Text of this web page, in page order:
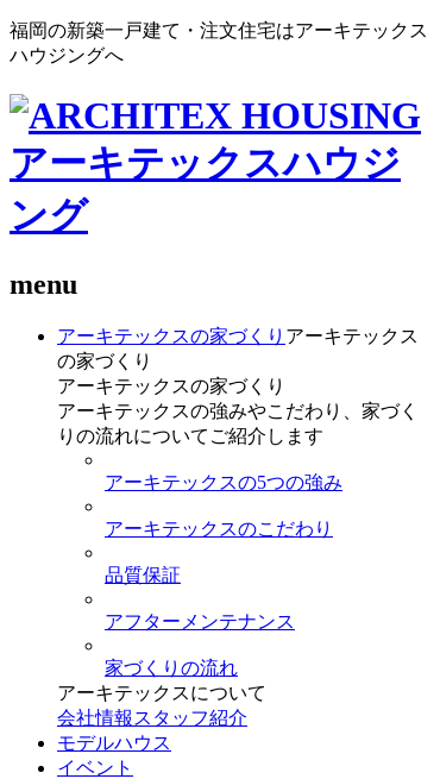
福岡の新築一戸建て・注文住宅はアーキテックス
ハウジングへ
menu
アーキテックスの家づくり アーキテックス
の家づくり
アーキテックスの家づくり
アーキテックスの強みやこだわり、家づく
りの流れについてご紹介します
アーキテックスの5つの強み
アーキテックスのこだわり
品質保証
アフターメンテナンス
家づくりの流れ
アーキテックスについて
会社情報 スタッフ紹介
モデルハウス
イベント